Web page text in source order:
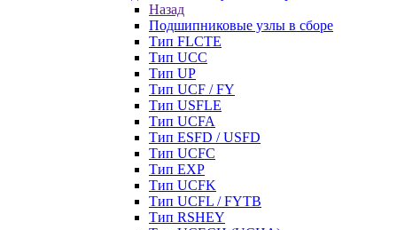
Назад
Подшипниковые узлы в сборе
Тип FLCTE
Тип UCC
Тип UP
Тип UCF / FY
Тип USFLE
Тип UCFA
Тип ESFD / USFD
Тип UCFC
Тип EXP
Тип UCFK
Тип UCFL / FYTB
Тип RSHEY